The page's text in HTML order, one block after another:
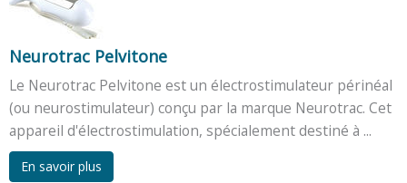
Neurotrac Pelvitone
Le Neurotrac Pelvitone est un électrostimulateur périnéal
(ou neurostimulateur) conçu par la marque Neurotrac. Cet
appareil d'électrostimulation, spécialement destiné à ...
En savoir plus